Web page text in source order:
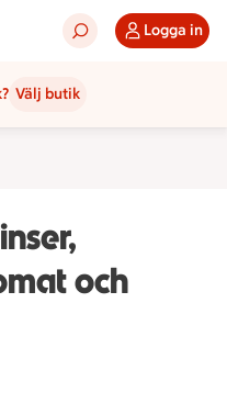
Logga in
Välj butik
och
3 kommentarer